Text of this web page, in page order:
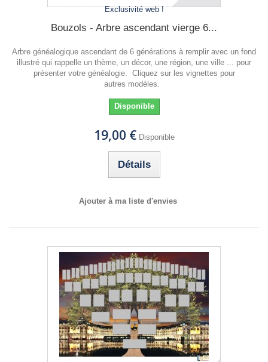
Exclusivité web !
Bouzols - Arbre ascendant vierge 6...
Arbre généalogique ascendant de 6 générations à remplir avec un fond
illustré qui rappelle un thème, un décor, une région, une ville ... pour
présenter votre généalogie. Cliquez sur les vignettes pour
autres modèles.
Disponible
19,00 € Disponible
Détails
Ajouter à ma liste d'envies